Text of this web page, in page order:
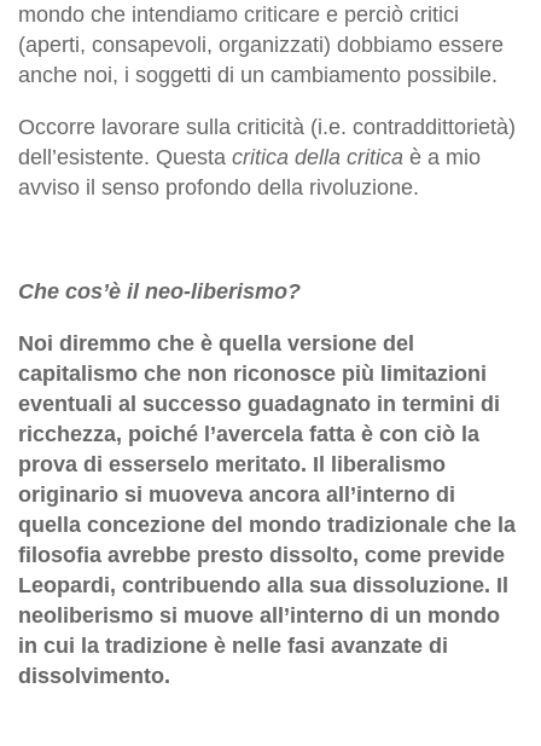
mondo che intendiamo criticare e perciò critici
(aperti, consapevoli, organizzati) dobbiamo essere
anche noi, i soggetti di un cambiamento possibile.
Occorre lavorare sulla criticità (i.e. contraddittorietà)
dell’esistente. Questa critica della critica è a mio
avviso il senso profondo della rivoluzione.
Che cos’è il neo-liberismo?
Noi diremmo che è quella versione del
capitalismo che non riconosce più limitazioni
eventuali al successo guadagnato in termini di
ricchezza, poiché l’avercela fatta è con ciò la
prova di esserselo meritato. Il liberalismo
originario si muoveva ancora all’interno di
quella concezione del mondo tradizionale che la
filosofia avrebbe presto dissolto, come previde
Leopardi, contribuendo alla sua dissoluzione. Il
neoliberismo si muove all’interno di un mondo
in cui la tradizione è nelle fasi avanzate di
dissolvimento.